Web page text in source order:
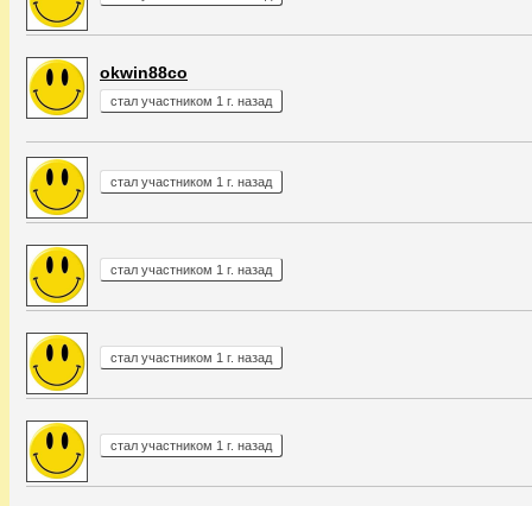
okwin88co
стал участником 1 г. назад
стал участником 1 г. назад
стал участником 1 г. назад
стал участником 1 г. назад
стал участником 1 г. назад